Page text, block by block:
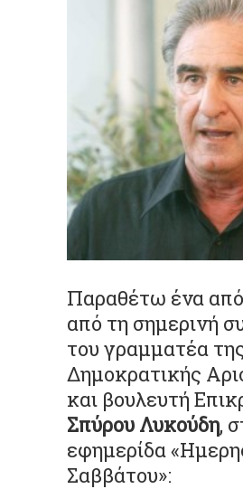
Παραθέτω ένα
από τη σημερινή
του γραμματέα
Δημοκρατικής
και βουλευτή
Σπύρου Λυκούδη,
εφημερίδα
Σαββάτου»: